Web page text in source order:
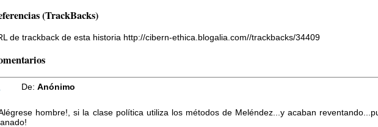
(TrackBacks)
de trackback de esta historia http://cibern-ethica.blogalia.com//trackbacks/34409
De:Anónimo
hombre!, si la clase política utiliza los métodos de Meléndez...y acaban